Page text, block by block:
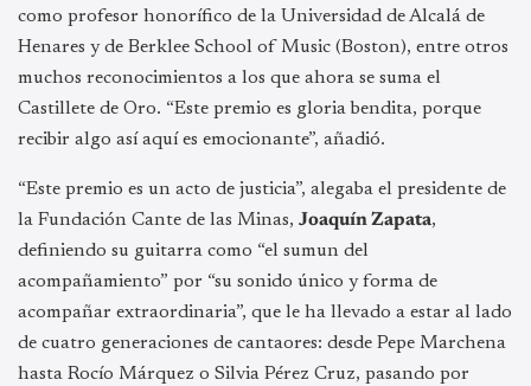
como profesor honorífico de la Universidad de Alcalá de
Henares y de Berklee School of Music (Boston), entre otros
muchos reconocimientos a los que ahora se suma el
Castillete de Oro. “Este premio es gloria bendita, porque
recibir algo así aquí es emocionante”, añadió.
“Este premio es un acto de justicia”, alegaba el presidente de
la Fundación Cante de las Minas, Joaquín Zapata,
definiendo su guitarra como “el sumun del
acompañamiento” por “su sonido único y forma de
acompañar extraordinaria”, que le ha llevado a estar al lado
de cuatro generaciones de cantaores: desde Pepe Marchena
hasta Rocío Márquez o Silvia Pérez Cruz, pasando por